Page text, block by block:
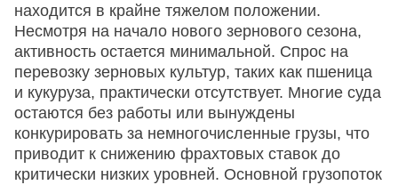
находится в крайне тяжелом положении.
Несмотря на начало нового зернового сезона,
активность остается минимальной. Спрос на
перевозку зерновых культур, таких как пшеница
и кукуруза, практически отсутствует. Многие суда
остаются без работы или вынуждены
конкурировать за немногочисленные грузы, что
приводит к снижению фрахтовых ставок до
критически низких уровней. Основной грузопоток